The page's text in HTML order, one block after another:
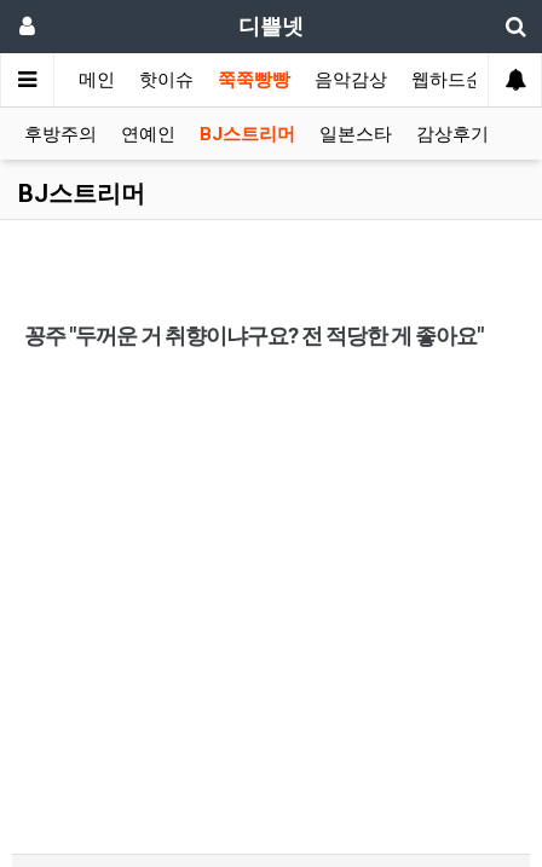
디쁠넷
메인 핫이슈 쭉쭉빵빵 음악감상 웹하드순위
후방주의 연예인 BJ스트리머 일본스타 감상후기
BJ스트리머
꽁주 "두꺼운 거 취향이냐구요? 전 적당한 게 좋아요"